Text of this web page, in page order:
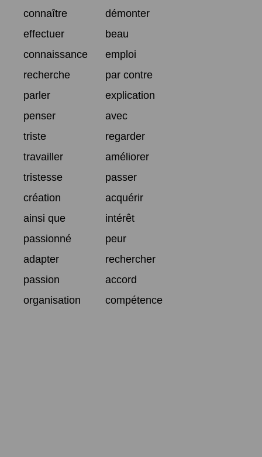
connaître
démonter
effectuer
beau
connaissance
emploi
recherche
par contre
parler
explication
penser
avec
triste
regarder
travailler
améliorer
tristesse
passer
création
acquérir
ainsi que
intérêt
passionné
peur
adapter
rechercher
passion
accord
organisation
compétence